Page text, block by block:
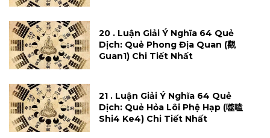
20 . Luận Giải Ý Nghĩa 64 Quẻ
Dịch: Quẻ Phong Địa Quan (觀
Guan1) Chi Tiết Nhất
21 . Luận Giải Ý Nghĩa 64 Quẻ
Dịch: Quẻ Hỏa Lôi Phệ Hạp (噬嗑
Shi4 Ke4) Chi Tiết Nhất